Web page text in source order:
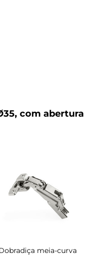
com abertura
meia-curva